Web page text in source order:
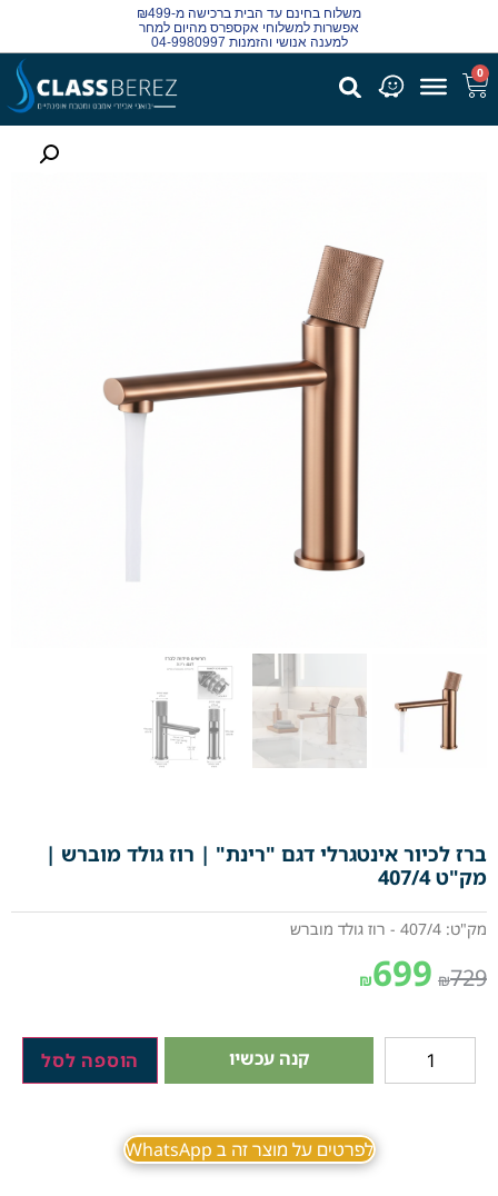
משלוח בחינם עד הבית ברכישה מ-₪499
אפשרות למשלוחי אקספרס מהיום למחר
למענה אנושי והזמנות 04-9980997
0
ברז לכיור אינטגרלי דגם "רינת" | רוז גולד מוברש |
מק"ט 407/4
מק"ט: 407/4 - רוז גולד מוברש
₪729
₪699
קנה עכשיו הוספה לסל
לפרטים על מוצר זה ב WhatsApp